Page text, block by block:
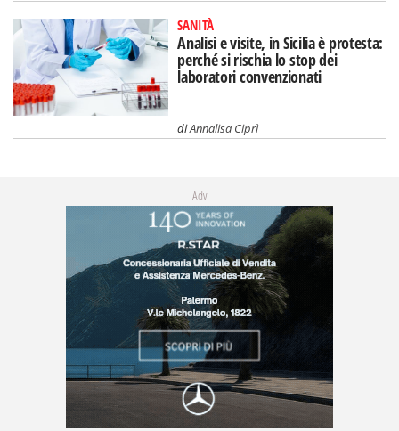
SANITÀ
Analisi e visite, in Sicilia è protesta:
perché si rischia lo stop dei
laboratori convenzionati
diAnnalisa Ciprì
Adv